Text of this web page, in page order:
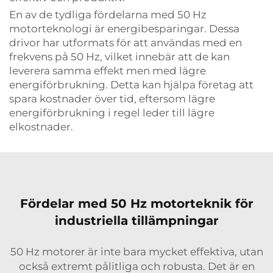
En av de tydliga fördelarna med 50 Hz
motorteknologi är energibesparingar. Dessa
drivor har utformats för att användas med en
frekvens på 50 Hz, vilket innebär att de kan
leverera samma effekt men med lägre
energiförbrukning. Detta kan hjälpa företag att
spara kostnader över tid, eftersom lägre
energiförbrukning i regel leder till lägre
elkostnader.
Fördelar med 50 Hz motorteknik för
industriella tillämpningar
50 Hz motorer är inte bara mycket effektiva, utan
också extremt pålitliga och robusta. Det är en